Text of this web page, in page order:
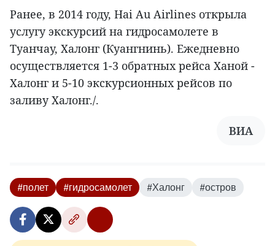
Ранее, в 2014 году, Hai Au Airlines открыла
услугу экскурсий на гидросамолете в
Туанчау, Халонг (Куангнинь). Ежедневно
осуществляется 1-3 обратных рейса Ханой -
Халонг и 5-10 экскурсионных рейсов по
заливу Халонг./.
ВИА
#полет #гидросамолет #Халонг #остров